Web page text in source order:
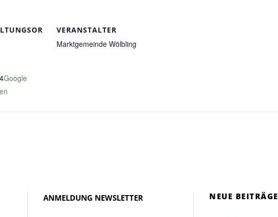
Google
VERANSTALTER
Marktgemeinde Wölbling
ANMELDUNG NEWSLETTER NEUE BEITRÄGE